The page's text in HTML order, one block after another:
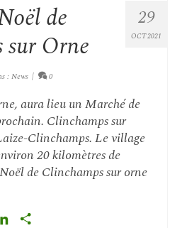
29
OCT 2021
de
sur Orne
: News | 0
aura lieu un Marché de
Clinchamps sur
Clinchamps. Le village
20 kilomètres de
de Clinchamps sur orne
LinkedIn